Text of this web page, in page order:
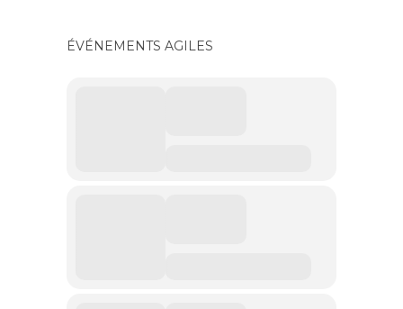
ÉVÉNEMENTS AGILES